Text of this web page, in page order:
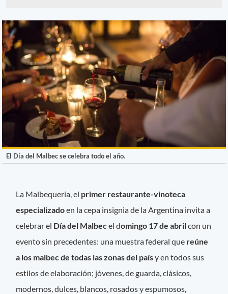
El Día del Malbec se celebra todo el año.
La Malbequería, el primer restaurante-vinoteca
especializadoen la cepa insignia de la Argentina invita a
celebrar el Día del Malbec el domingo 17 de abrilcon un
evento sin precedentes: una muestra federal que reúne
a los malbec de todas las zonas del paísy en todos sus
estilos de elaboración; jóvenes, de guarda, clásicos,
modernos, dulces, blancos, rosados y espumosos,